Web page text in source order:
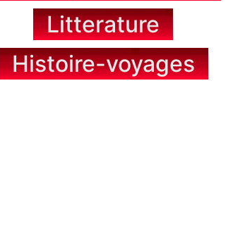
Litterature
Histoire-voyages